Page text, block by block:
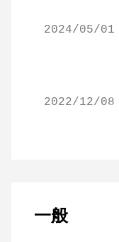
2024/05/01
2022/12/08
一般